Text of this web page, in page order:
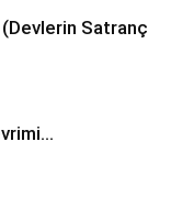
(Devlerin Satranç